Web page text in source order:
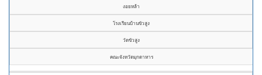
งอยหล้า
โรงเรียนบ้านขัวสูง
วัดขัวสูง
คณะจังหวัดมุกดาหาร